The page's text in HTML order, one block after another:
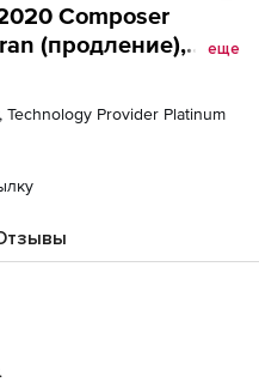
Composer
(продление),
еще
Provider Platinum